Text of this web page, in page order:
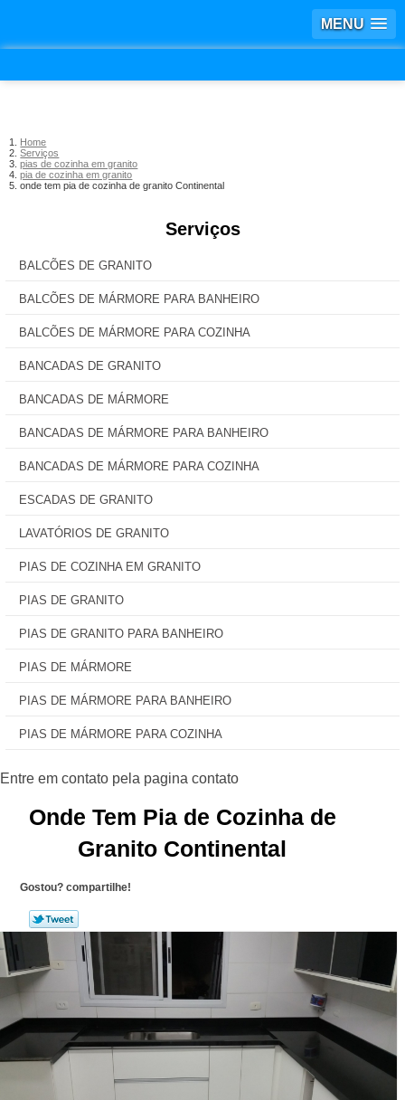
MENU
Home
Serviços
pias de cozinha em granito
pia de cozinha em granito
onde tem pia de cozinha de granito Continental
Serviços
BALCÕES DE GRANITO
BALCÕES DE MÁRMORE PARA BANHEIRO
BALCÕES DE MÁRMORE PARA COZINHA
BANCADAS DE GRANITO
BANCADAS DE MÁRMORE
BANCADAS DE MÁRMORE PARA BANHEIRO
BANCADAS DE MÁRMORE PARA COZINHA
ESCADAS DE GRANITO
LAVATÓRIOS DE GRANITO
PIAS DE COZINHA EM GRANITO
PIAS DE GRANITO
PIAS DE GRANITO PARA BANHEIRO
PIAS DE MÁRMORE
PIAS DE MÁRMORE PARA BANHEIRO
PIAS DE MÁRMORE PARA COZINHA
Onde Tem Pia de Cozinha de
Granito Continental
Gostou? compartilhe!